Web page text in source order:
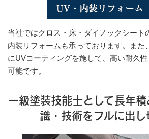
当社ではクロス・床・ダイノックシート
内装リフォームも承っております。また
にUVコーティングを施して、高い耐久
可能です。
一級塗装技能士として長年
識・技術をフルに出し